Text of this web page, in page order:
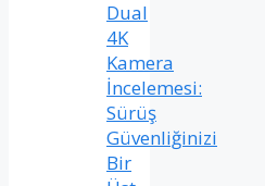
Dual
4K
Kamera
İncelemesi:
Sürüş
Güvenliğinizi
Bir